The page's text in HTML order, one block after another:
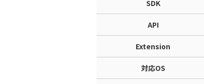
SDK
API
Extension
対応OS